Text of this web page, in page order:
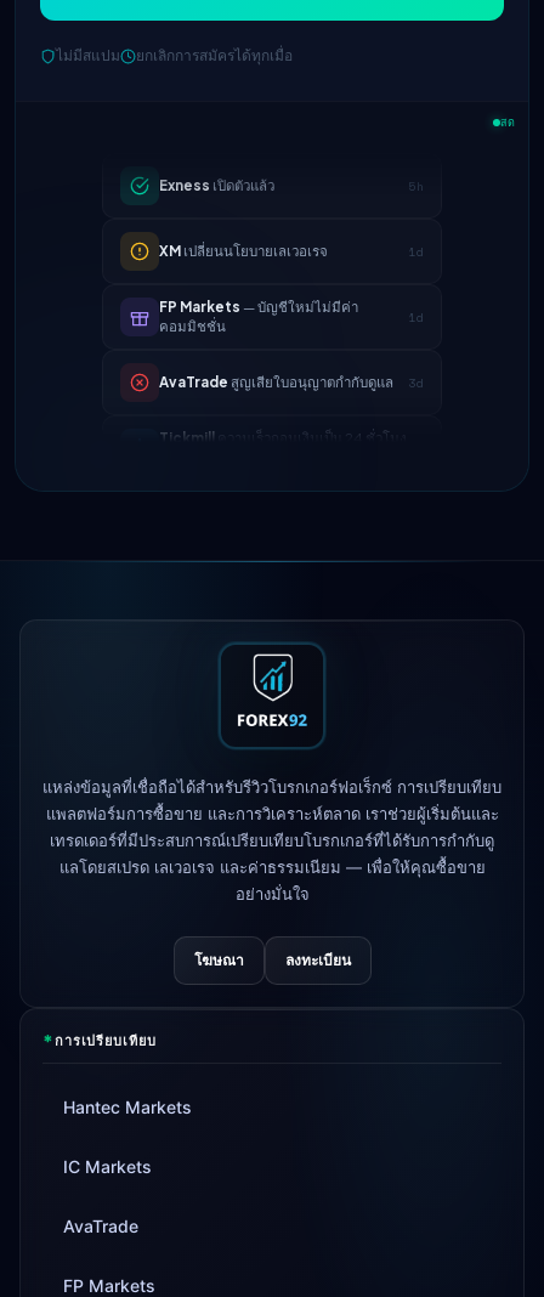
ไม่มีสแปม ยกเลิกการสมัครได้ทุกเมื่อ
สด
IC Marketsลดสเปรด EUR/USD → 0.1
จุด
XMเปลี่ยนนโยบายเลเวอเรจ 1d
FP Markets— บัญชีใหม่ไม่มีค่า
1d
AvaTrade สูญเสียใบอนุญาตกำกับดูแล 3d
Tickmillความเร็วถอนเงินเป็น 24 ชั่วโมง
4d
IC Markets
ลดสเปรด EUR/USD → 0.1
— บัญชีใหม่ไม่มีค่า
คอมมิชชั่น
สูญเสียใบอนุญาตกำกับดูแล
แล้ว
แหล่งข้อมูลที่เชื่อถือได้สำหรับรีวิวโบรกเกอร์ฟอเร็กซ์ การเปรียบเทียบ
แพลตฟอร์มการซื้อขาย และการวิเคราะห์ตลาด เราช่วยผู้เริ่มต้นและ
เทรดเดอร์ที่มีประสบการณ์เปรียบเทียบโบรกเกอร์ที่ได้รับการกำกับดู
แลโดยสเปรด เลเวอเรจ และค่าธรรมเนียม — เพื่อให้คุณซื้อขาย
อย่างมั่นใจ
โฆษณา ลงทะเบียน
*การเปรียบเทียบ
Hantec Markets
IC Markets
AvaTrade
FP Markets